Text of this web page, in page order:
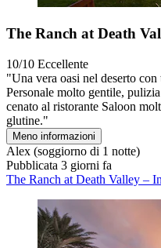
The Ranch at Death
10/10 Eccellente
"Una vera oasi nel deserto
Personale molto gentile,
cenato al ristorante Saloon
glutine."
Meno informazioni
Alex (soggiorno di 1 notte)
Pubblicata 3 giorni fa
The Ranch at Death Valley –